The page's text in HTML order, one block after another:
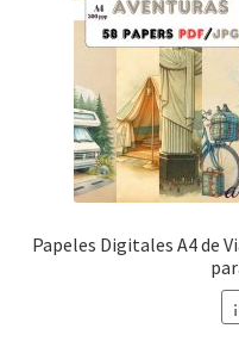
Papeles Digitales A4 de